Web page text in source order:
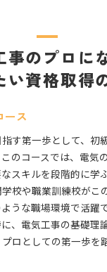
事のプロに
い資格取得
ース
す第一歩として、初
のコースでは、電気
スキルを段階的に学
校や職業訓練校がこ
うな職場環境で活躍
、電気工事の基礎理
ロとしての第一歩を